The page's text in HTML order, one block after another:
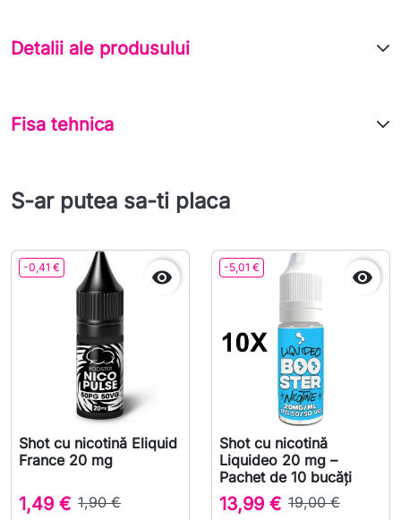
Detalii ale produsului
Fisa tehnica
S-ar putea sa-ti placa
-0,41 € 
Shot cu nicotină Eliquid
France 20 mg
1,49 € 1,90 €
-5,01 € 
Shot cu nicotină
Liquideo 20 mg –
Pachet de 10 bucăți
13,99 € 19,00 €